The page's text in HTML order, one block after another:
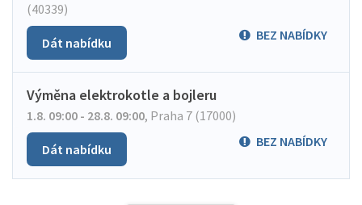
(40339)
BEZ NABÍDKY
Dát nabídku
Výměna elektrokotle a bojleru
1.8. 09:00 - 28.8. 09:00, Praha 7 (17000)
BEZ NABÍDKY
Dát nabídku